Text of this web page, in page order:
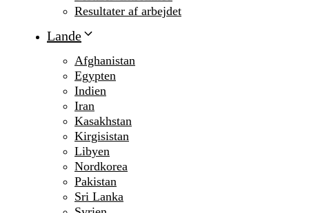
Resultater af arbejdet
Lande
Afghanistan
Egypten
Indien
Iran
Kasakhstan
Kirgisistan
Libyen
Nordkorea
Pakistan
Sri Lanka